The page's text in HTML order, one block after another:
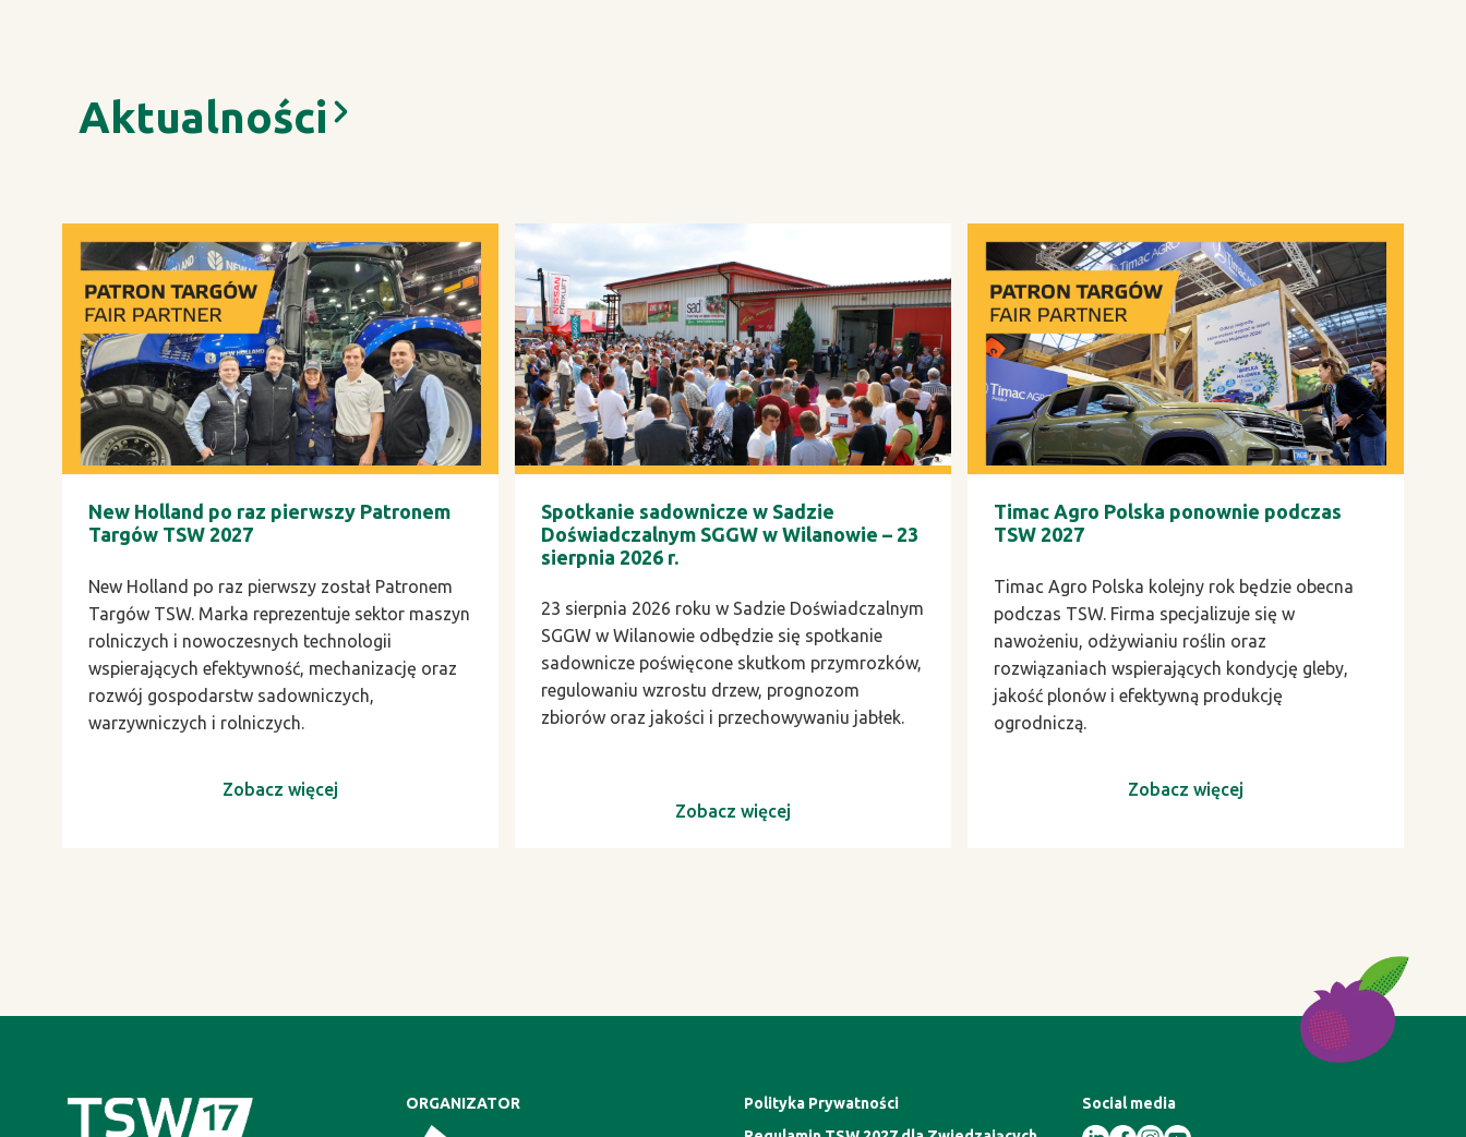
Aktualności 
New Holland po raz pierwszy Patronem
Targów TSW 2027
New Holland po raz pierwszy został Patronem
Targów TSW. Marka reprezentuje sektor maszyn
rolniczych i nowoczesnych technologii
wspierających efektywność, mechanizację oraz
rozwój gospodarstw sadowniczych,
warzywniczych i rolniczych.
Zobacz więcej
Spotkanie sadownicze w Sadzie
Doświadczalnym SGGW w Wilanowie – 23
sierpnia 2026 r.
23 sierpnia 2026 roku w Sadzie Doświadczalnym
SGGW w Wilanowie odbędzie się spotkanie
sadownicze poświęcone skutkom przymrozków,
regulowaniu wzrostu drzew, prognozom
zbiorów oraz jakości i przechowywaniu jabłek.
Zobacz więcej
Timac Agro Polska ponownie podczas
TSW 2027
Timac Agro Polska kolejny rok będzie obecna
podczas TSW. Firma specjalizuje się w
nawożeniu, odżywianiu roślin oraz
rozwiązaniach wspierających kondycję gleby,
jakość plonów i efektywną produkcję
ogrodniczą.
Zobacz więcej
ORGANIZATOR
Polityka Prywatności
Social media